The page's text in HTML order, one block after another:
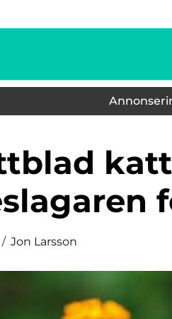
Jon Larsson